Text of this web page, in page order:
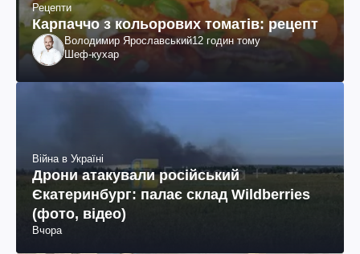
Рецепти
Карпаччо з кольорових томатів: рецепт
Володимир Ярославський12 годин тому
Шеф-кухар
Війна в Україні
Дрони атакували російський
Єкатеринбург: палає склад Wildberries
(фото, відео)
Вчора